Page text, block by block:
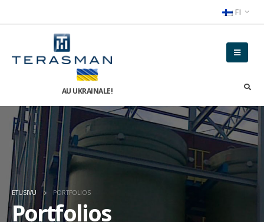
FI
AU UKRAINALE!
ETUSIVU PORTFOLIOS
Portfolios